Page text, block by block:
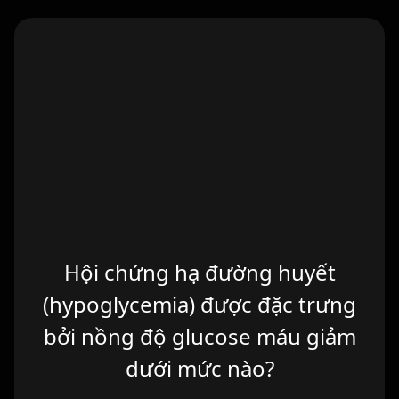
Hội chứng hạ đường huyết
(hypoglycemia) được đặc trưng
bởi nồng độ glucose máu giảm
dưới mức nào?
Thường giảm dưới 50 mg/dl
(tương đương 2,8 mmol/l).